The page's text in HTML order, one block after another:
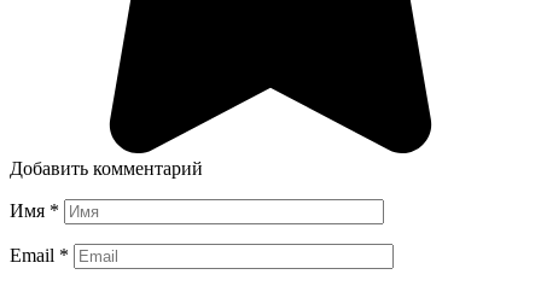
Добавить комментарий
Имя *
Email *